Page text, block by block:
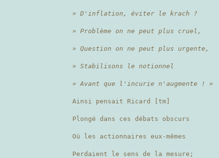
» D'inflation, éviter le krach ?
» Problème on ne peut plus cruel,
» Question on ne peut plus urgente,
» Stabilisons le notionnel
» Avant que l'incurie n'augmente ! »
Ainsi pensait Ricard [tm]
Plongé dans ces débats obscurs
Où les actionnaires eux-mêmes
Perdaient le sens de la mesure;